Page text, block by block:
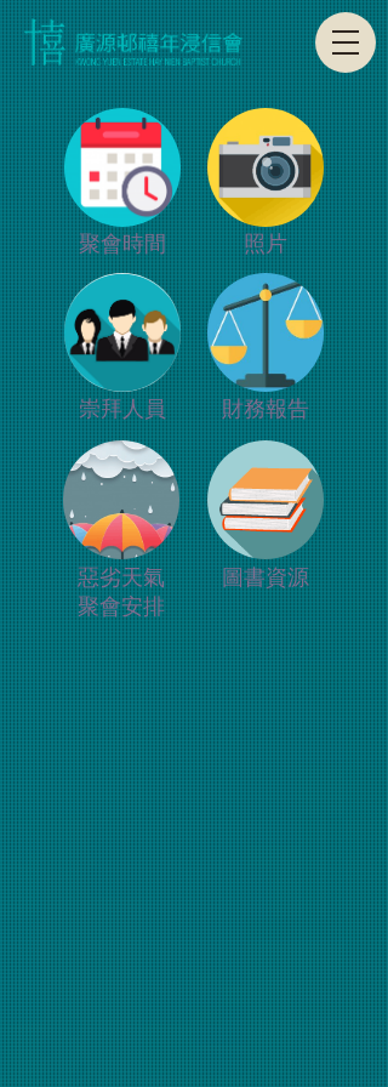
聚會時間
聚會時間
崇拜人員
崇拜人員
惡劣天氣
聚會安排
相簿
照片
​財務報告
相簿
圖書資源
登入收聽